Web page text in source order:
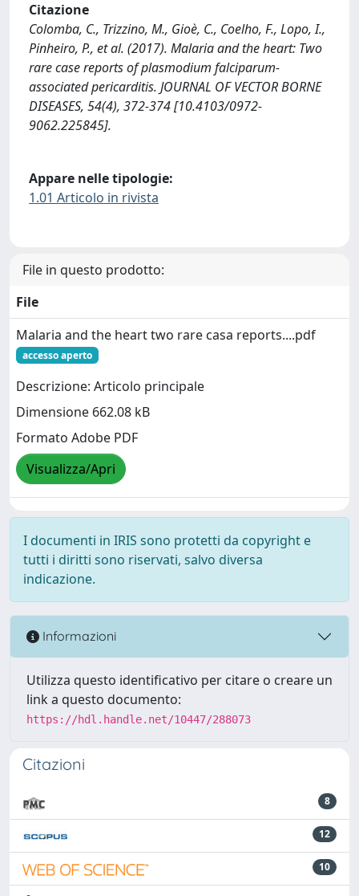
Citazione
Colomba, C., Trizzino, M., Gioè, C., Coelho, F., Lopo, I.,
Pinheiro, P., et al. (2017). Malaria and the heart: Two
rare case reports of plasmodium falciparum-
associated pericarditis. JOURNAL OF VECTOR BORNE
DISEASES, 54(4), 372-374 [10.4103/0972-
9062.225845].
Appare nelle tipologie:
1.01 Articolo in rivista
File in questo prodotto:
File
Malaria and the heart two rare casa reports....pdf
accesso aperto
Descrizione: Articolo principale
Dimensione 662.08 kB
Formato Adobe PDF
Visualizza/Apri
I documenti in IRIS sono protetti da copyright e
tutti i diritti sono riservati, salvo diversa
indicazione.
Informazioni
Utilizza questo identificativo per citare o creare un
link a questo documento:
https://hdl.handle.net/10447/288073
Citazioni
8
12
10